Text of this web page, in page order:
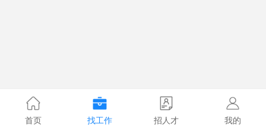
首页 找工作 招人才 我的